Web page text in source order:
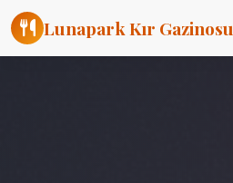
Lunapark Kır Gazinosu